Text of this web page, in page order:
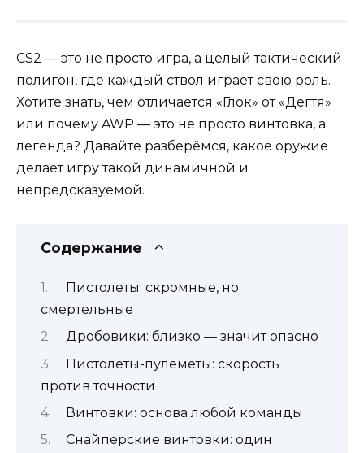
CS2 — это не просто игра, а целый тактический
полигон, где каждый ствол играет свою роль.
Хотите знать, чем отличается «Глок» от «Дегтя»
или почему AWP — это не просто винтовка, а
легенда? Давайте разберёмся, какое оружие
делает игру такой динамичной и
непредсказуемой.
Содержание
Пистолеты: скромные, но
смертельные
Дробовики: близко — значит опасно
Пистолеты-пулемёты: скорость
против точности
Винтовки: основа любой команды
Снайперские винтовки: один